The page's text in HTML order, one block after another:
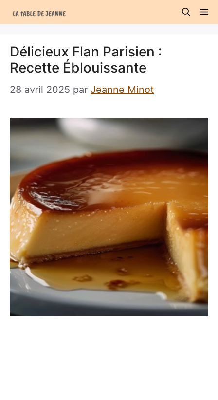
au
Délicieux Flan Parisien :
Recette Éblouissante
28 avril 2025 par Jeanne Minot